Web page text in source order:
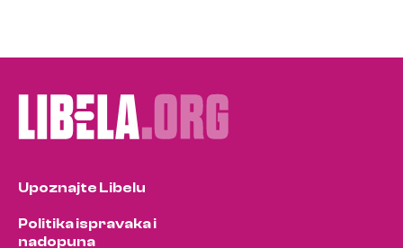
Upoznajte Libelu
Politika ispravaka i
nadopuna